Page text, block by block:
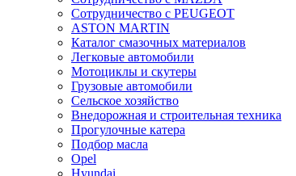
Сотрудничество с PEUGEOT
ASTON MARTIN
Каталог смазочных материалов
Легковые автомобили
Мотоциклы и скутеры
Грузовые автомобили
Сельское хозяйство
Внедорожная и строительная техника
Прогулочные катера
Подбор масла
Opel
Hyundai